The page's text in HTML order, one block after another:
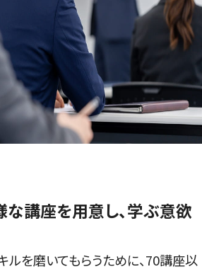
な講座を用意し、学ぶ意欲
ルを磨いてもらうために、70講座以